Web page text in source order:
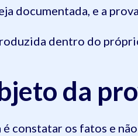
documentada, e a
dentro do
da
constatar os fatos e